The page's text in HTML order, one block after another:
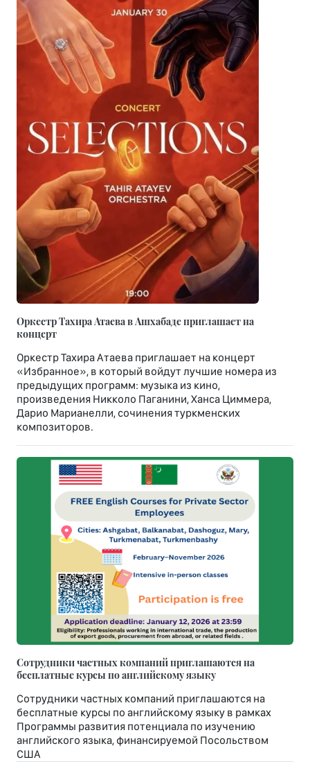
Оркестр Тахира Атаева в Ашхабаде приглашает на
концерт
Оркестр Тахира Атаева приглашает на концерт
«Избранное», в который войдут лучшие номера из
предыдущих программ: музыка из кино,
произведения Никколо Паганини, Ханса Циммера,
Дарио Марианелли, сочинения туркменских
композиторов.
Сотрудники частных компаний приглашаются на
бесплатные курсы по английскому языку
Сотрудники частных компаний приглашаются на
бесплатные курсы по английскому языку в рамках
Программы развития потенциала по изучению
английского языка, финансируемой Посольством
США